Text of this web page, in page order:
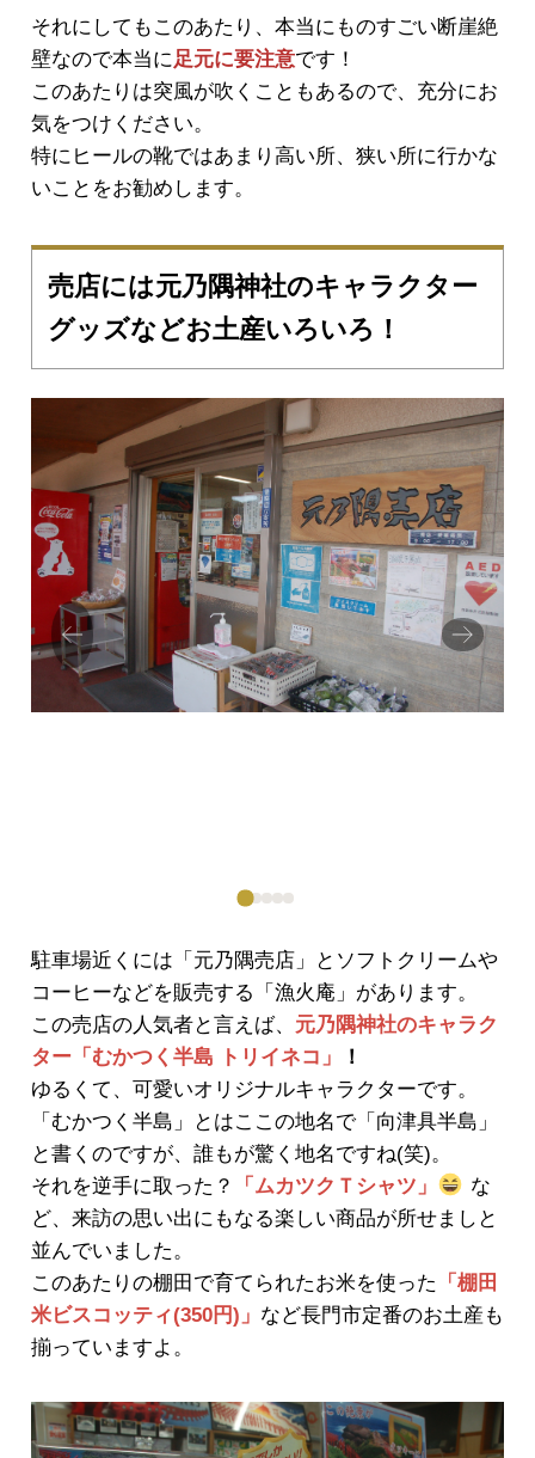
それにしてもこのあたり、本当にものすごい断崖絶
壁なので本当に 足元に要注意です！
このあたりは突風が吹くこともあるので、充分にお
気をつけください。
特にヒールの靴ではあまり高い所、狭い所に行かな
いことをお勧めします。
売店には元乃隅神社のキャラクター
グッズなどお土産いろいろ！
Prev
ious
Next
駐車場近くには「元乃隅売店」とソフトクリームや
コーヒーなどを販売する「漁火庵」があります。
この売店の人気者と言えば、 元乃隅神社のキャラク
ター「むかつく半島 トリイネコ」
！
ゆるくて、可愛いオリジナルキャラクターです。
「むかつく半島」とはここの地名で「向津具半島」
と書くのですが、誰もが驚く地名ですね(笑)。
それを逆手に取った？
「ムカツクＴシャツ」
な
ど、来訪の思い出にもなる楽しい商品が所せましと
並んでいました。
このあたりの棚田で育てられたお米を使った 「棚田
米ビスコッティ(350円)」 など長門市定番のお土産も
揃っていますよ。